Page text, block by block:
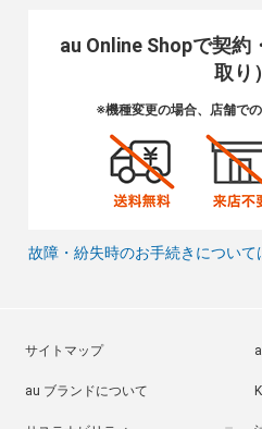
au Online Shopで契約
取り）
※機種変更の場合、店舗で
故障・紛失時のお手続きについて
サイトマップ
au ブランドについて